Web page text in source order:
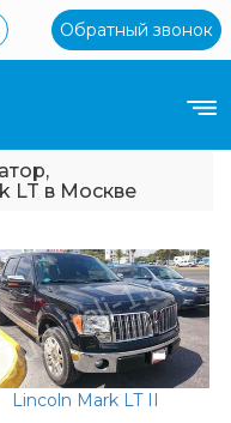
Обратный звонок
LT в Москве
Lincoln Mark LT II